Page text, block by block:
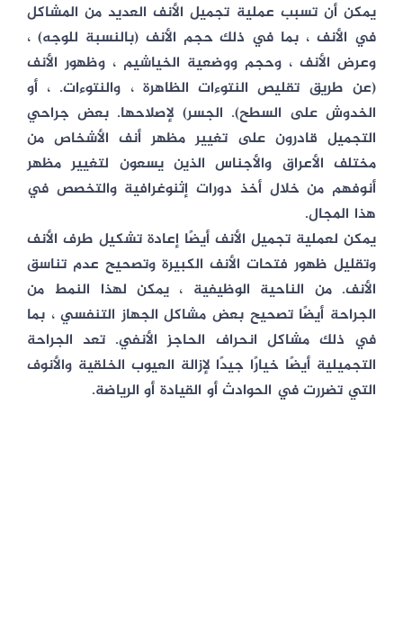
يمكن أن تسبب عملية تجميل الأنف العديد من المشاكل
في الأنف ، بما في ذلك حجم الأنف (بالنسبة للوجه) ،
وعرض الأنف ، وحجم ووضعية الخياشيم ، وظهور الأنف
(عن طريق تقليص النتوءات الظاهرة ، والنتوءات. ، أو
الخدوش على السطح). الجسر) لإصلاحها. بعض جراحي
التجميل قادرون على تغيير مظهر أنف الأشخاص من
مختلف الأعراق والأجناس الذين يسعون لتغيير مظهر
أنوفهم من خلال أخذ دورات إثنوغرافية والتخصص في
هذا المجال.
يمكن لعملية تجميل الأنف أيضًا إعادة تشكيل طرف الأنف
وتقليل ظهور فتحات الأنف الكبيرة وتصحيح عدم تناسق
الأنف. من الناحية الوظيفية ، يمكن لهذا النمط من
الجراحة أيضًا تصحيح بعض مشاكل الجهاز التنفسي ، بما
في ذلك مشاكل انحراف الحاجز الأنفي. تعد الجراحة
التجميلية أيضًا خيارًا جيدًا لإزالة العيوب الخلقية والأنوف
التي تضررت في الحوادث أو القيادة أو الرياضة.